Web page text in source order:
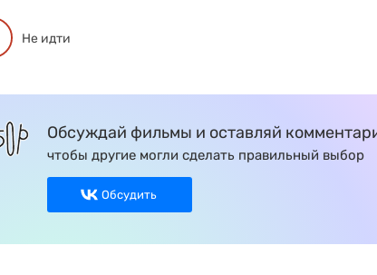
Не идти
Обсуждай фильмы и оставляй
чтобы другие могли сделать правильный выбор
Обсудить